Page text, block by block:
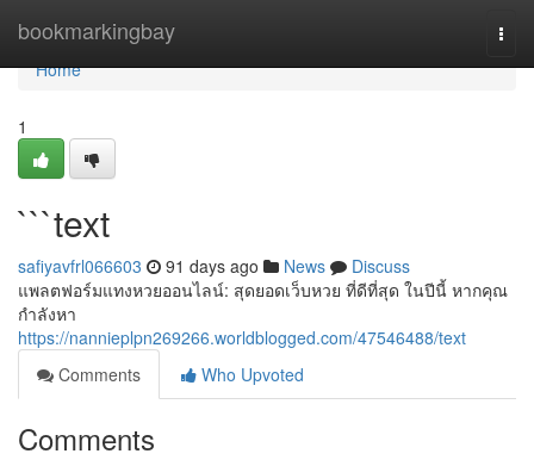
bookmarkingbay
Home
Home
1
```text
safiyavfrl066603 91 days ago News
Discuss
แพลตฟอร์มแทงหวยออนไลน์: สุดยอดเว็บหวย ที่ดีที่สุด ในปีนี้ หากคุณ
กำลังหา
https://nannieplpn269266.worldblogged.com/47546488/text
Comments
Who Upvoted
Comments